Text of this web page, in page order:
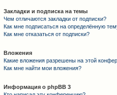
Закладки и подписка на темы
Чем отличаются закладки от подписки?
Как мне подписаться на определённую
Как мне отказаться от подписки?
Вложения
Какие вложения разрешены на этой
Как мне найти мои вложения?
Информация о phpBB 3